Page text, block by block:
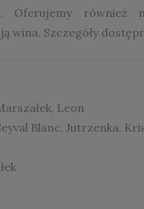
Oferujemy również
wina. Szczegóły
Leon
Blanc, Jutrzenka,